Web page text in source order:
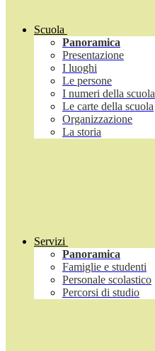
Scuola
Panoramica
Presentazione
I luoghi
Le persone
I numeri della scuola
Le carte della scuola
Organizzazione
La storia
Servizi
Panoramica
Famiglie e studenti
Personale scolastico
Percorsi di studio